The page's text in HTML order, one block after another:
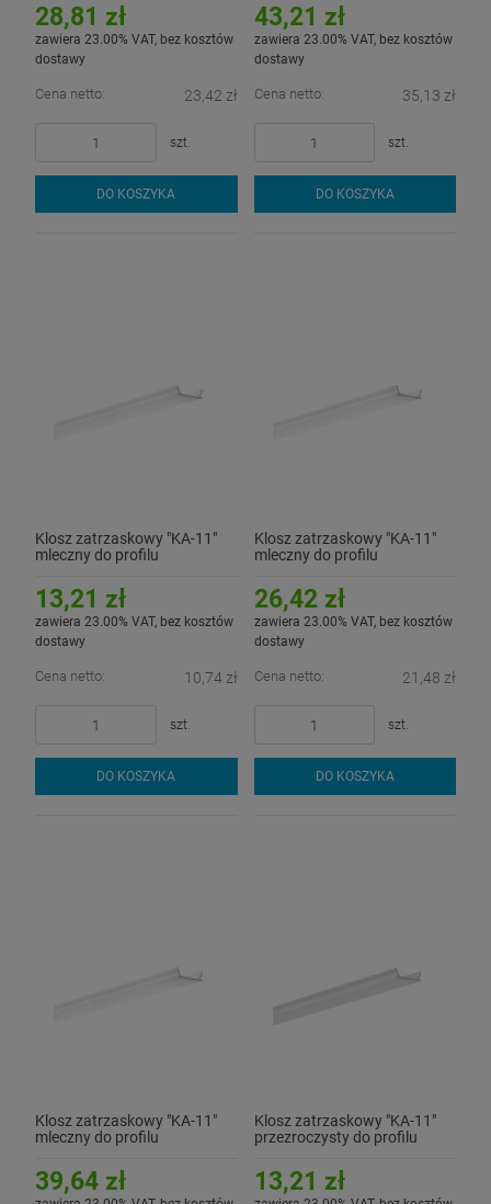
28,81 zł
zawiera 23.00% VAT, bez kosztów
dostawy
Cena netto: 23,42 zł
szt.
DO KOSZYKA
43,21 zł
zawiera 23.00% VAT, bez kosztów
dostawy
Cena netto: 35,13 zł
szt.
DO KOSZYKA
Klosz zatrzaskowy "KA-11"
mleczny do profilu
13,21 zł
zawiera 23.00% VAT, bez kosztów
dostawy
Cena netto: 10,74 zł
szt.
DO KOSZYKA
Klosz zatrzaskowy "KA-11"
mleczny do profilu
26,42 zł
zawiera 23.00% VAT, bez kosztów
dostawy
Cena netto: 21,48 zł
szt.
DO KOSZYKA
Klosz zatrzaskowy "KA-11"
mleczny do profilu
39,64 zł
Klosz zatrzaskowy "KA-11"
przezroczysty do profilu
13,21 zł